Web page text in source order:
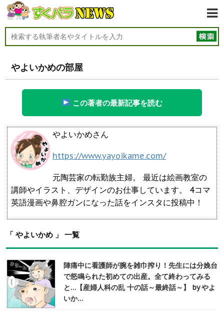
やよいかめの部屋
この著者の最新記事を読む
やよいかめさん
https://www.yayoikame.com/
元陶芸家の転勤族主婦。 最近は絵画教室の
講師やイラスト、デザインのお仕事しています。 4コマ
英語漫画や鼻腔ガンになった話をインスタに投稿中！
「 やよいかめ 」 一覧
陣痛中に看護師が腕を雑巾搾り！先生には分娩台
で怒鳴られた初めての出産。全て終わってみる
と…【産婦人科の乱 十の話～最終話～】 by やよ
いか…